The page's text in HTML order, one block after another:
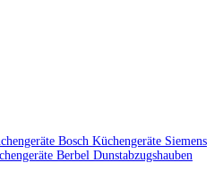
Bosch Küchengeräte Siemens
Berbel Dunstabzugshauben